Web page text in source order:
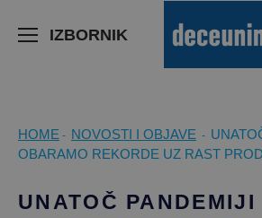
IZBORNIK
HOME - NOVOSTI I OBJAVE -
OBARAMO REKORDE UZ RAST
UNATOČ PANDEMIJI